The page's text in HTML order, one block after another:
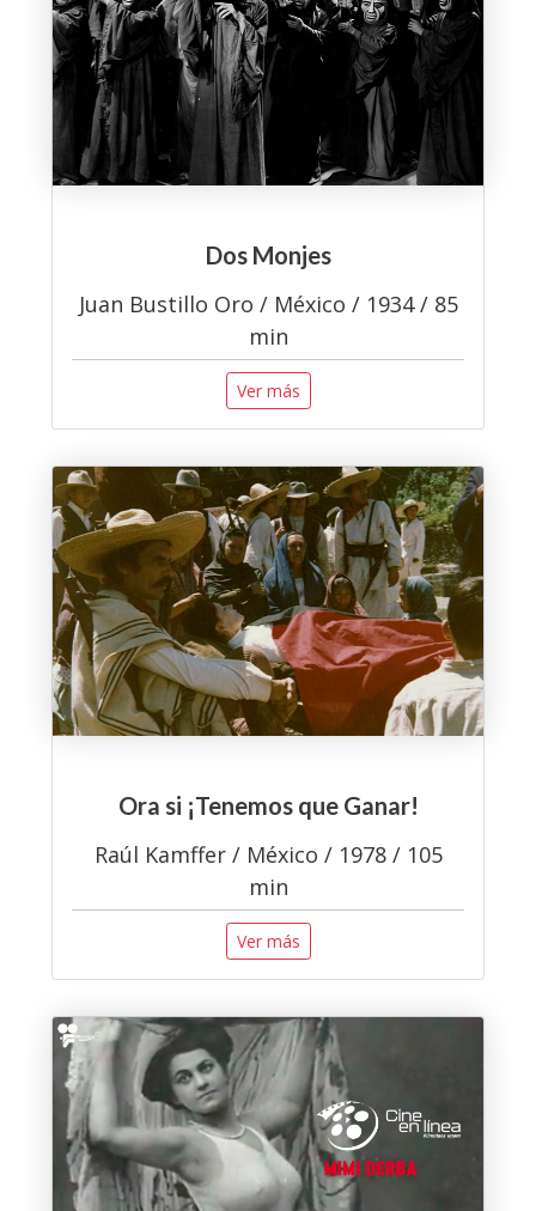
Dos Monjes
Juan Bustillo Oro / México / 1934 / 85
min
Ver más
Ora si ¡Tenemos que Ganar!
Raúl Kamffer / México / 1978 / 105
min
Ver más